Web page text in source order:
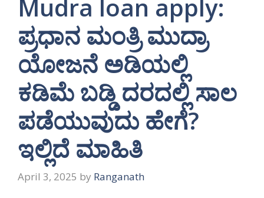
Mudra loan apply:
ಪ್ರಧಾನ ಮಂತ್ರಿ ಮುದ್ರಾ
ಯೋಜನೆ ಅಡಿಯಲ್ಲಿ
ಕಡಿಮೆ ಬಡ್ಡಿ ದರದಲ್ಲಿ ಸಾಲ
ಪಡೆಯುವುದು ಹೇಗೆ?
ಇಲ್ಲಿದೆ ಮಾಹಿತಿ
April 3, 2025 by Ranganath